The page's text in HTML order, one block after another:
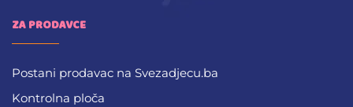
ZA PRODAVCE
Postani prodavac na Svezadjecu.ba
Kontrolna ploča